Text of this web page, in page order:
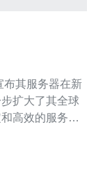
扩大了其全球
高效的服务。
质的产品和服